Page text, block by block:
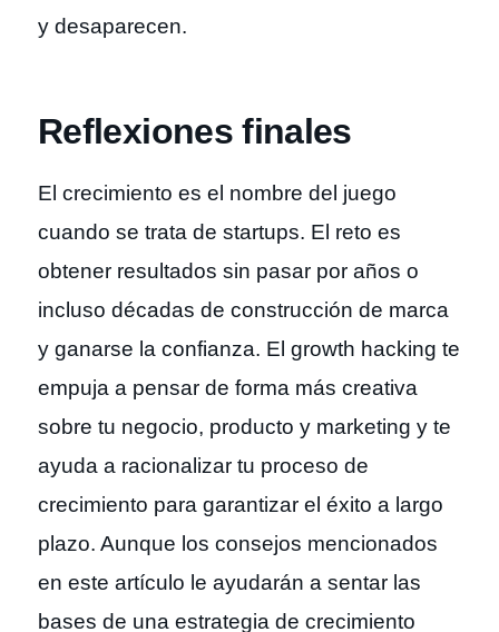
y desaparecen.
Reflexiones finales
El crecimiento es el nombre del juego
cuando se trata de startups. El reto es
obtener resultados sin pasar por años o
incluso décadas de construcción de marca
y ganarse la confianza. El growth hacking te
empuja a pensar de forma más creativa
sobre tu negocio, producto y marketing y te
ayuda a racionalizar tu proceso de
crecimiento para garantizar el éxito a largo
plazo. Aunque los consejos mencionados
en este artículo le ayudarán a sentar las
bases de una estrategia de crecimiento